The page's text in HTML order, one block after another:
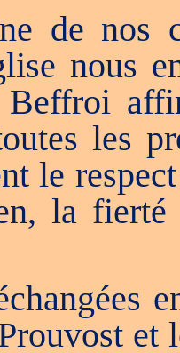
de nos
nous
les
le
la
et